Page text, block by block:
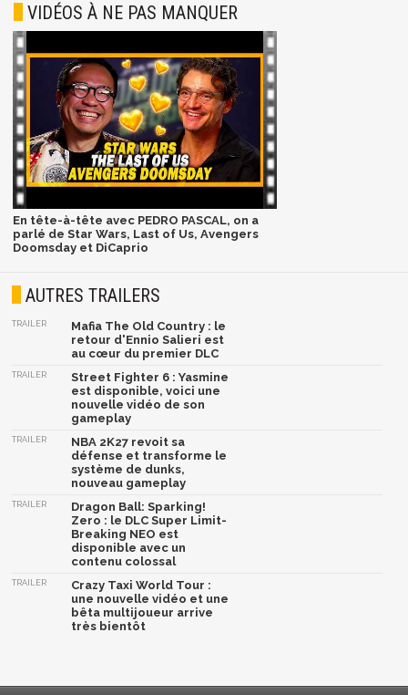
VIDÉOS À NE PAS MANQUER
En tête-à-tête avec PEDRO PASCAL, on a
parlé de Star Wars, Last of Us, Avengers
Doomsday et DiCaprio
AUTRES TRAILERS
TRAILER
Mafia The Old Country : le
retour d'Ennio Salieri est
au cœur du premier DLC
TRAILER
Street Fighter 6 : Yasmine
est disponible, voici une
nouvelle vidéo de son
gameplay
TRAILER
NBA 2K27 revoit sa
défense et transforme le
système de dunks,
nouveau gameplay
TRAILER
Dragon Ball: Sparking!
Zero : le DLC Super Limit-
Breaking NEO est
disponible avec un
contenu colossal
TRAILER
Crazy Taxi World Tour :
une nouvelle vidéo et une
bêta multijoueur arrive
très bientôt